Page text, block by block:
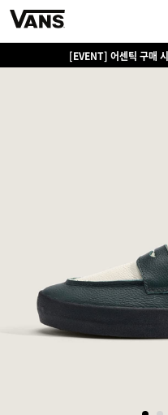
[EVENT] 어센틱 구매
[EVENT] 15만원